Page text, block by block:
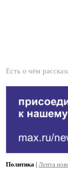
Есть о чём
Политика | Лента